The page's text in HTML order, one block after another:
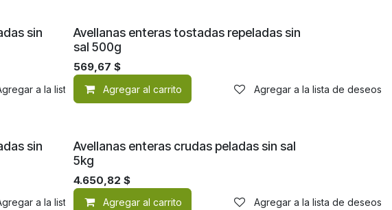
sin
a la lista de deseos
Avellanas enteras tostadas repeladas sin
sal 500g
569,67 $
Agregar al carrito Agregar a la lista de deseos
sin
a la lista de deseos
Avellanas enteras crudas peladas sin sal
5kg
4.650,82 $
Agregar al carrito Agregar a la lista de deseos